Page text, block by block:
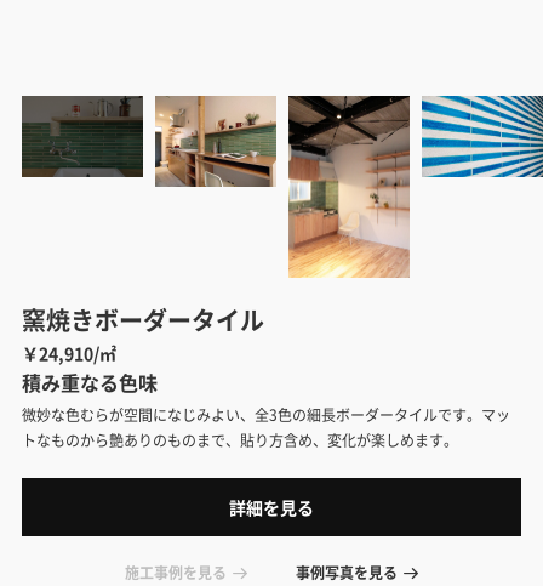
窯焼きボーダータイル
￥24,910/㎡
積み重なる色味
微妙な色むらが空間になじみよい、全3色の細長ボーダータイルです。マッ
トなものから艶ありのものまで、貼り方含め、変化が楽しめます。
詳細を見る
施工事例を見る 事例写真を見る